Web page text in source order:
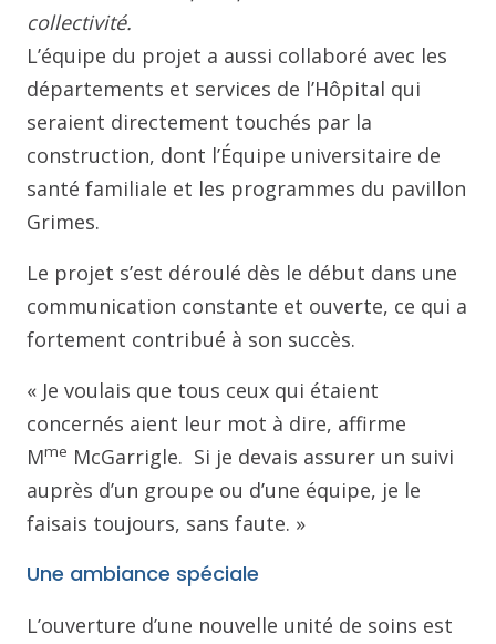
collectivité.
L’équipe du projet a aussi collaboré avec les
départements et services de l’Hôpital qui
seraient directement touchés par la
construction, dont l’Équipe universitaire de
santé familiale et les programmes du pavillon
Grimes.
Le projet s’est déroulé dès le début dans une
communication constante et ouverte, ce qui a
fortement contribué à son succès.
« Je voulais que tous ceux qui étaient
concernés aient leur mot à dire, affirme
Mme McGarrigle. Si je devais assurer un suivi
auprès d’un groupe ou d’une équipe, je le
faisais toujours, sans faute. »
Une ambiance spéciale
L’ouverture d’une nouvelle unité de soins est